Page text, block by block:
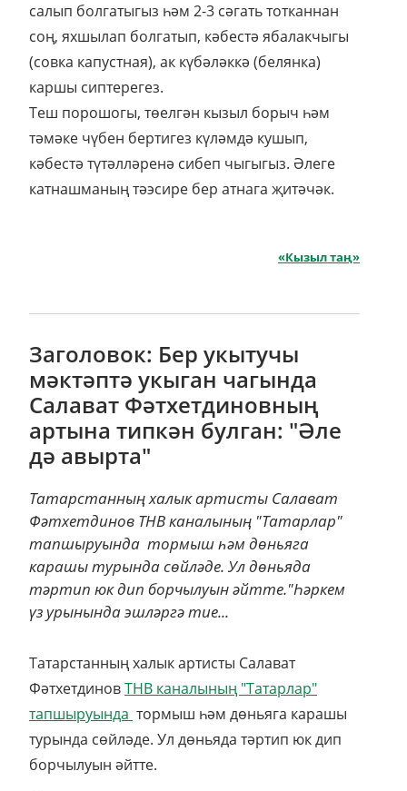
салып болгатыгыз һәм 2-3 сәгать тотканнан
соң, яхшылап болгатып, кәбестә ябалакчыгы
(совка капустная), ак күбәләккә (белянка)
каршы сиптерегез.
Теш порошогы, төелгән кызыл борыч һәм
тәмәке чүбен бертигез күләмдә кушып,
кәбестә түтәлләренә сибеп чыгыгыз. Әлеге
катнаш­маның тәэсире бер атнага җитәчәк.
«Кызыл таң»
Заголовок: Бер укытучы
мәктәптә укыган чагында
Салават Фәтхетдиновның
артына типкән булган: "Әле
дә авырта"
Татарстанның халык артисты Салават
Фәтхетдинов ТНВ каналының "Татарлар"
тапшыруында тормыш һәм дөньяга
карашы турында сөйләде. Ул дөньяда
тәртип юк дип борчылуын әйтте."Һәркем
үз урынында эшләргә тие...
Татарстанның халык артисты Салават
ФәтхетдиновТНВ каналының "Татарлар"
тапшыруында тормыш һәм дөньяга карашы
турында сөйләде. Ул дөньяда тәртип юк дип
борчылуын әйтте.